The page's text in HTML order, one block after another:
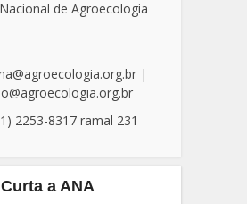
de Agroecologia
|
2253-8317 ramal 231